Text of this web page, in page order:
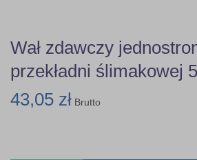
Wał zdawczy
przekładni ślimakowej
43,05 zł Brutto